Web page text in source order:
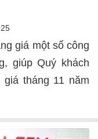
giá một số công
giúp Quý khách
tháng 11 năm